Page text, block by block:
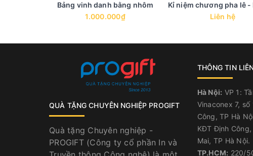
Bảng vinh danh bằng nhôm
1.000.000₫
Kỉ niệm chương pha lê -
Liên hệ
QUÀ TẶNG CHUYÊN NGHIỆP PROGIFT
Quà tặng Chuyên nghiệp -
PROGIFT (Công ty cổ phần In và
THÔNG TIN
Hà Nội: VP 1:
Vinaconex 7,
Công, TP Hà
KĐT Định
Mai, TP Hà Nội.
TP.HCM: 220/